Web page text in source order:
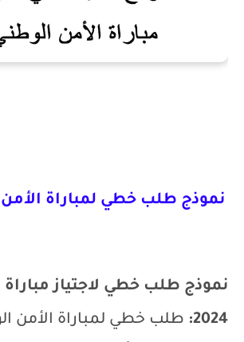
نموذج طلب خطي لمباراة الأمن
نموذج طلب خطي لاجتياز مباراة
2024: طلب خطي لمباراة الأمن